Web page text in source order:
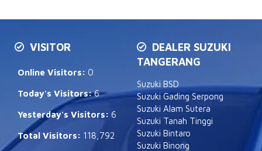
VISITOR
Online Visitors: 0
Today's Visitors:6
Yesterday's Visitors: 6
Total Visitors: 118,792
DEALER SUZUKI
TANGERANG
Suzuki BSD
Suzuki Gading Serpong
Suzuki Alam Sutera
Suzuki Tanah Tinggi
Suzuki Bintaro
Suzuki Binong